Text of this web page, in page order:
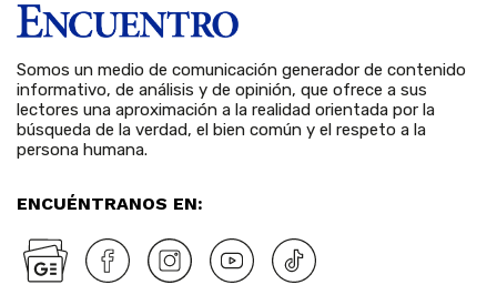
Somos un medio de comunicación generador de contenido
informativo, de análisis y de opinión, que ofrece a sus
lectores una aproximación a la realidad orientada por la
búsqueda de la verdad, el bien común y el respeto a la
persona humana.
ENCUÉNTRANOS EN: